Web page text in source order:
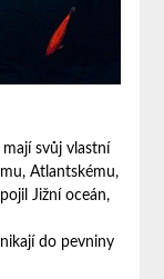
svůj vlastní
Atlantskému,
Jižní oceán,
do pevniny